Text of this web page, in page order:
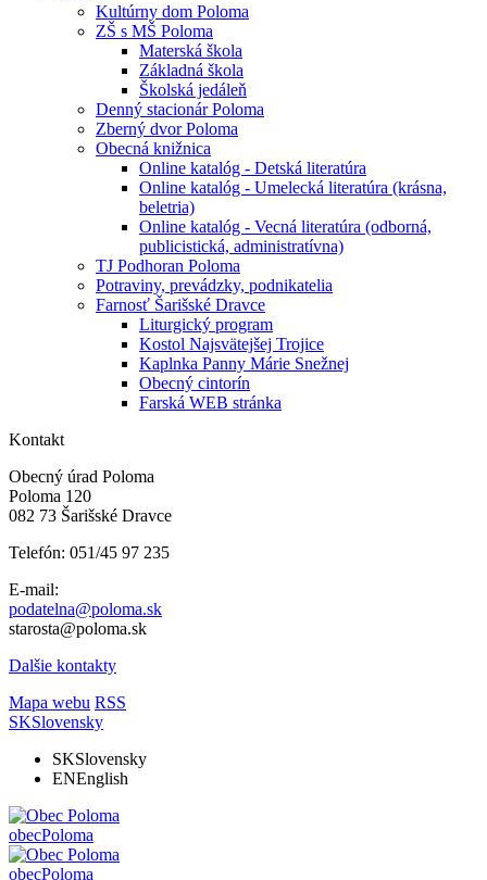
Kultúrny dom Poloma
ZŠ s MŠ Poloma
Materská škola
Základná škola
Školská jedáleň
Denný stacionár Poloma
Zberný dvor Poloma
Obecná knižnica
Online katalóg - Detská literatúra
Online katalóg - Umelecká literatúra (krásna,
beletria)
Online katalóg - Vecná literatúra (odborná,
publicistická, administratívna)
TJ Podhoran Poloma
Potraviny, prevádzky, podnikatelia
Farnosť Šarišské Dravce
Liturgický program
Kostol Najsvätejšej Trojice
Kaplnka Panny Márie Snežnej
Obecný cintorín
Farská WEB stránka
Kontakt
Obecný úrad Poloma
Poloma 120
082 73 Šarišské Dravce
Telefón: 051/45 97 235
E-mail:
podatelna@poloma.sk
starosta@poloma.sk
Dalšie kontakty
Mapa webu RSS
SKSlovensky
SKSlovensky
ENEnglish
obecPoloma
obecPoloma